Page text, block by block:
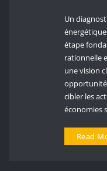
Un
étape
rationnelle
une vision
cibler les
économies
Read